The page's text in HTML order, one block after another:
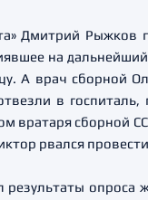
Дмитрий
на
А врач сборной
в
вратаря сборной
рвался